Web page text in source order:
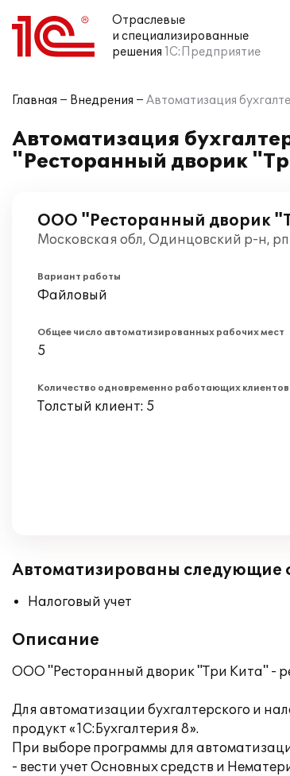
Отраслевые
и специализированные
решения 1С:Предприятие
Главная Внедрения Автоматизация
Автоматизация
"Ресторанный дворик
ООО "Ресторанный дворик
Московская обл, Одинцовский р-н,
Вариант работы
Файловый
Общее число автоматизированных рабочих мест
5
Количество одновременно работающих клиентов
Толстый клиент: 5
Автоматизированы следующие
Налоговый учет
Описание
ООО "Ресторанный дворик "Три Кита" -
Для автоматизации бухгалтерского и
продукт «1С:Бухгалтерия 8».
При выборе программы для
- вести учет Основных средств и